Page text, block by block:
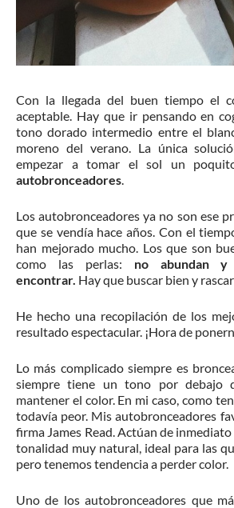
Con la llegada del buen tiempo el
aceptable. Hay que ir pensando en
tono dorado intermedio entre el
moreno del verano. La única
empezar a tomar el sol un
autobronceadores
Los autobronceadores ya no son ese
que se vendía hace años. Con el
han mejorado mucho. Los que son
como las perlas: no abundan
encontrar. Hay que buscar bien y
He hecho una recopilación de los
resultado espectacular. ¡Hora de
Lo más complicado siempre es
siempre tiene un tono por debajo
mantener el color. En mi caso, como
todavía peor. Mis autobronceadores
firma James Read. Actúan de
tonalidad muy natural, ideal para las
pero tenemos tendencia a perder color.
Uno de los autobronceadores que